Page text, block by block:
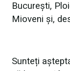
București,
Mioveni și,
Sunteți